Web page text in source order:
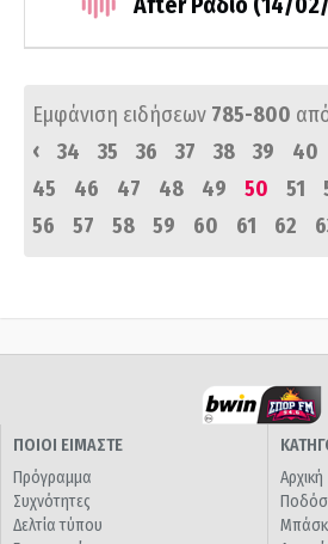
Εμφάνιση ειδήσεων 785-800
‹
34 35 36 37 38 39 40
45
46 47 48 49 50 51
56
57 58 59 60 61 62
ΠΟΙΟΙ ΕΙΜΑΣΤΕ
Πρόγραμμα
Συχνότητες
Δελτία τύπου
Αρχική